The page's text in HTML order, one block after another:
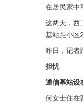
在居民家中
这两天，西
基站距小区
昨日，记者
担忧
通信基站设
何女士住在